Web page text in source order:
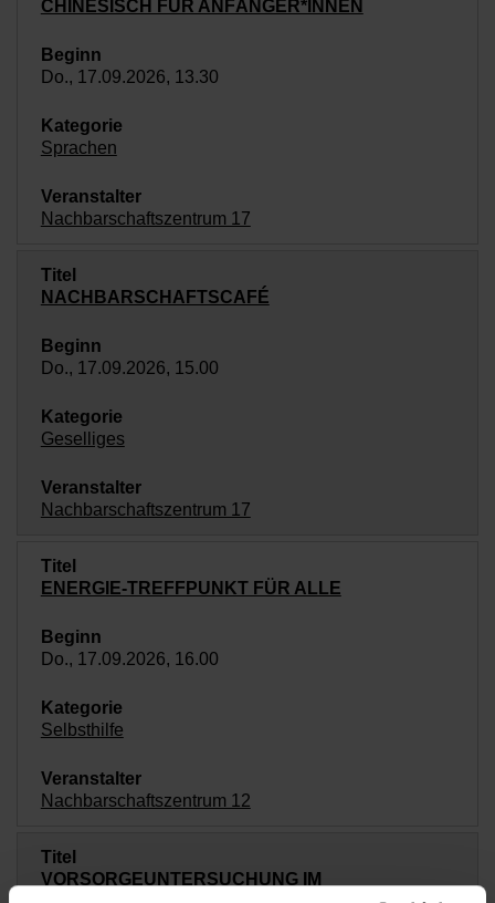
CHINESISCH FÜR ANFÄNGER*INNEN
Do., 17.09.2026, 13.30
Sprachen
Nachbarschaftszentrum 17
NACHBARSCHAFTSCAFÉ
Do., 17.09.2026, 15.00
Geselliges
Nachbarschaftszentrum 17
ENERGIE-TREFFPUNKT FÜR ALLE
Do., 17.09.2026, 16.00
Selbsthilfe
Nachbarschaftszentrum 12
VORSORGEUNTERSUCHUNG IM